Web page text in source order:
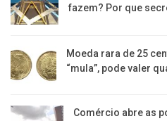
fazem? Por que
Moeda rara de 25
“mula”, pode valer
Comércio abre as